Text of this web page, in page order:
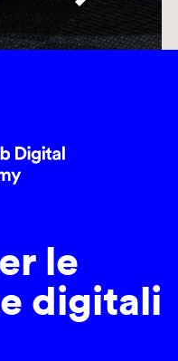
le
digitali